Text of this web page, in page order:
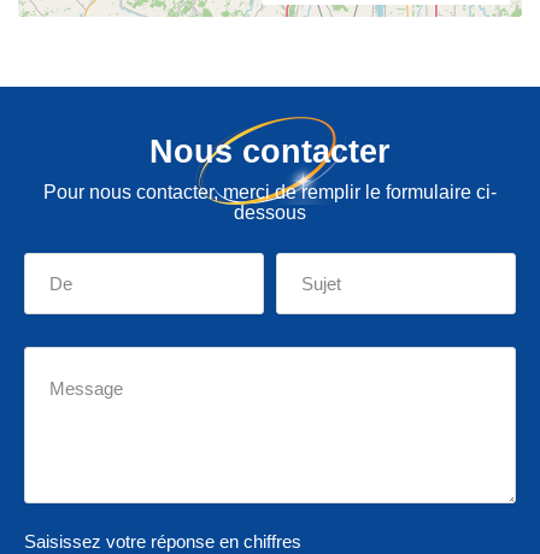
Nous contacter
Pour nous contacter, merci de remplir le formulaire ci-
dessous
Saisissez votre réponse en chiffres